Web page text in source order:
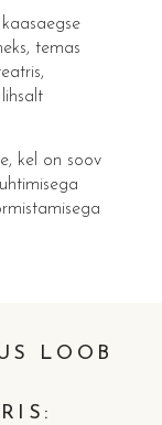
temas
kel on soov
LOOB